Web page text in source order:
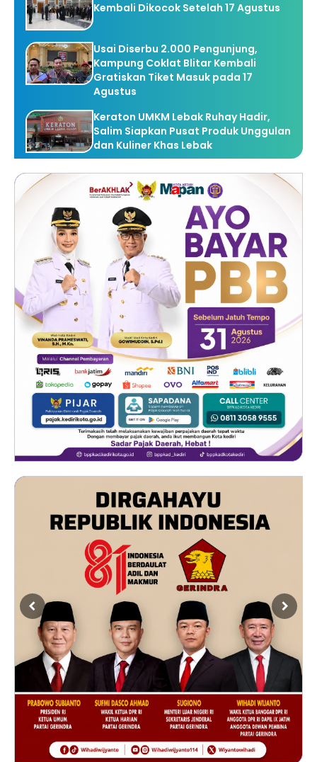
Kembali Dikocok Setelah 17 Agustus
Usai Diserbu 2.000 Pengunjung,
Kampung Coklat Blitar Kembali
Gratiskan Tiket Masuk pada 17
Agustus
Keraton UMKM Lebak Ruhay Hadir,
Salim Siapkan Pusat Produk Unggulan
dan Kuliner Khas Lebak